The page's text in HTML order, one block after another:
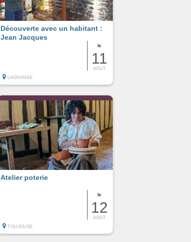
le
11
AOUT
Découverte avec un habitant :
Jean Jacques
LAGRANGE
le
12
AOUT
Atelier poterie
TOUJOUSE